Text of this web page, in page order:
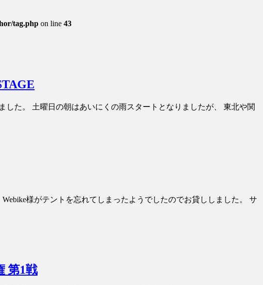
tag.php on line 43
した。 土曜日の朝はあいにくの雨スタートとなりましたが、 東北や関
様がテントを忘れてしまったようでしたのでお貸ししました。 サ
第1戦